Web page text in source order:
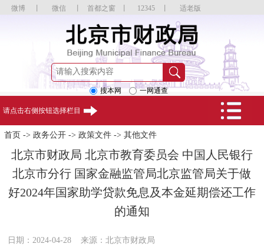
微博 微信 12345 适老版
首都之窗
搜本网 一网通查
请点击右侧按钮选择栏目
首页 -> 政务公开-> 政策文件-> 其他文件
北京市财政局 北京市教育委员会 中国人民银行
北京市分行 国家金融监管局北京监管局关于做
好2024年国家助学贷款免息及本金延期偿还工作
的通知
日期：2024-04-28 来源：北京市财政局